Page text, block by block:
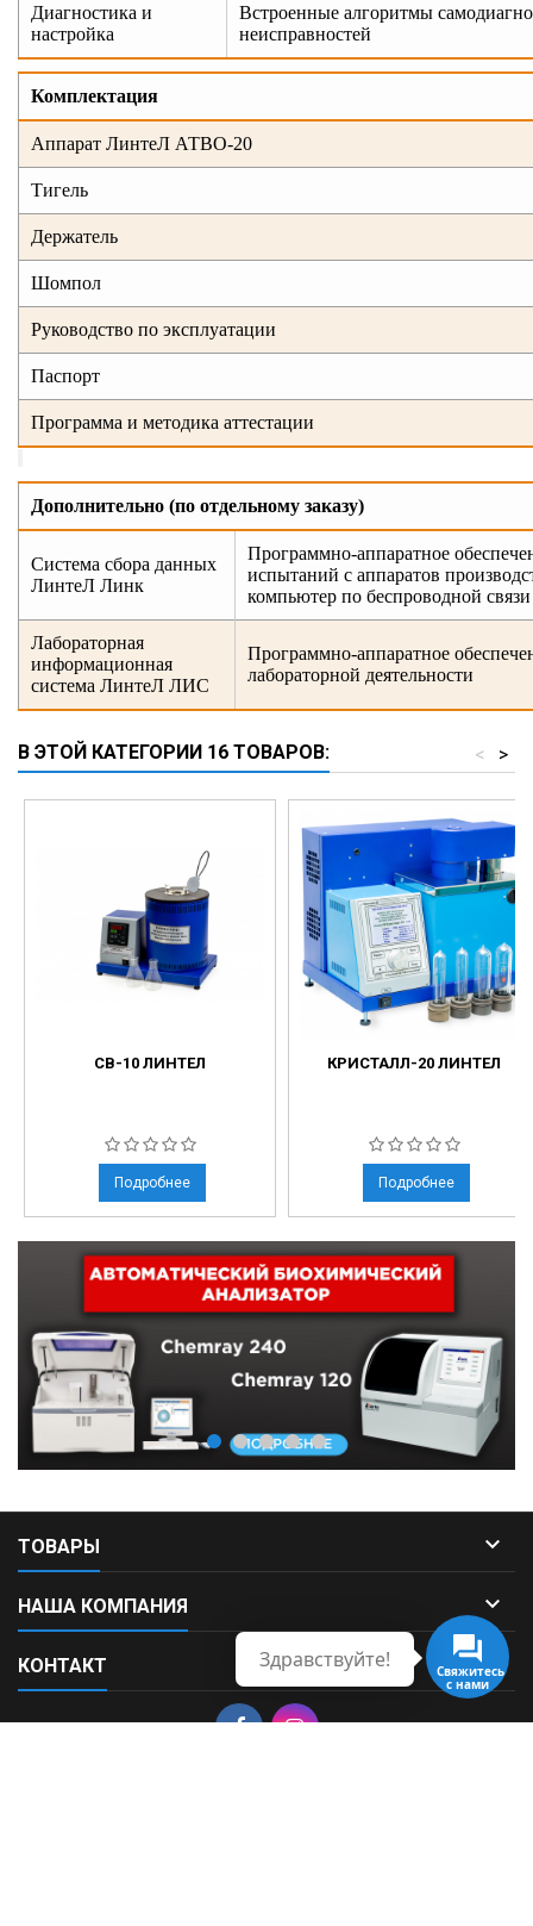
Диагностика и
настройка
Встроенные алгоритмы
неисправностей
Комплектация
Аппарат ЛинтеЛ АТВО-20
Тигель
Держатель
Шомпол
Руководство по эксплуатации
Паспорт
Программа и методика аттестации
Дополнительно (по отдельному заказу)
Система сбора данных
ЛинтеЛ Линк
Программно-аппаратное
испытаний с аппаратов
компьютер по беспроводной связи
Лабораторная
информационная
система ЛинтеЛ ЛИС
Программно-аппаратное
лабораторной деятельности
В ЭТОЙ КАТЕГОРИИ 16 ТОВАРОВ: >
<
СВ-10 ЛИНТЕЛ
Подробнее
КРИСТАЛЛ-20 ЛИНТЕЛ
Подробнее
ТОВАРЫ 
НАША КОМПАНИЯ 
КОНТАКТ 
Свяжитесь
с нами
Здравствуйте!